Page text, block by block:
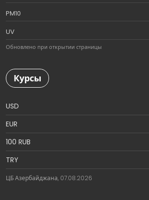
PM10
UV
Обновлено при открытии страницы
Курсы
USD
EUR
100 RUB
TRY
ЦБ Азербайджана, 07.08.2026